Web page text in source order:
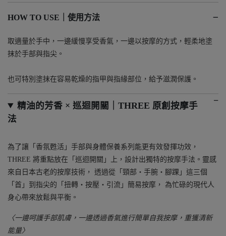
HOW TO USE｜使用方法 −
取適量於手中，一邊緩慢享受香氣，一邊以按摩的方式，輕柔地塗
抹於手部與指尖。
也可特別塗抹在容易乾燥的指甲與指緣部位，給予滋潤保護。
精油的芳香 × 巡迴開關｜THREE 原創按摩手
法
為了讓「香氛甦活」手部與身體保養系列能更有效發揮功效，
THREE 將重點放在「巡迴開關」上，設計出獨特的按摩手法。靈感
來自日本古老的按摩技術， 透過從「頸部・手腕・腳踝」這三個
「首」到指尖的「扭轉・按壓・引流」簡易按摩， 為忙碌的現代人
身心帶來放鬆與平衡。
〈一邊呵護手部肌膚，一邊透過香氣進行簡單自我按摩，重獲清新
能量〉